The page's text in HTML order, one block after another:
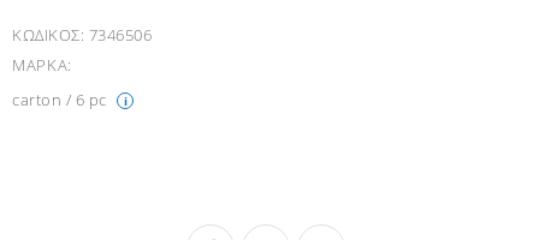
ΚΩΔΙΚΟΣ: 7346506
ΜΑΡΚΑ:
carton / 6 pc
i